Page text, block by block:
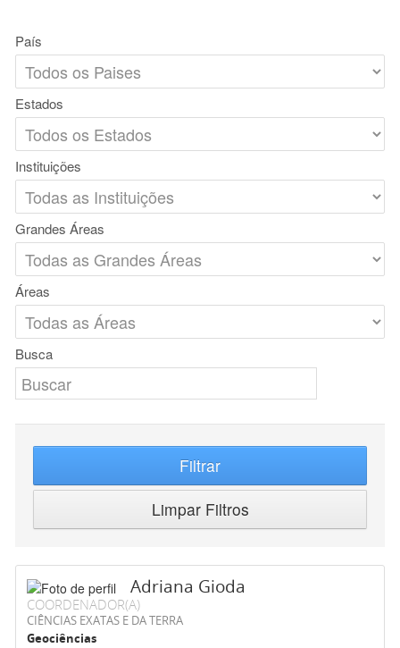
País
Estados
Instituições
Grandes Áreas
Áreas
Busca
Filtrar
Limpar Filtros
Adriana Gioda
COORDENADOR(A)
CIÊNCIAS EXATAS E DA TERRA
Geociências